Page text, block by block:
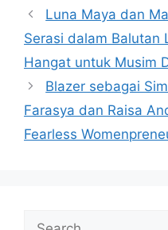
Luna Maya dan
Serasi dalam Balutan
Hangat untuk Musim
Blazer sebagai
Farasya dan Raisa
Fearless
Search